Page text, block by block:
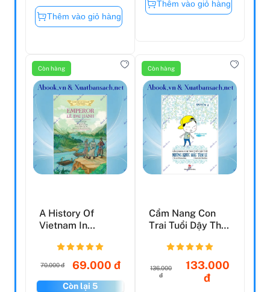
Thêm vào giỏ hàng
Thêm vào giỏ hàng
Còn hàng
A History Of
Vietnam In
Colour) - Emp...
70.000 đ 69.000 đ
Còn lại 5
Còn hàng
Cẩm Nang Con
Trai Tuổi Dậy Thì -
136.000
đ
133.000
đ